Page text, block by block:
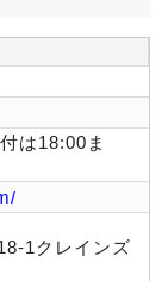
は18:00ま
1クレインズ